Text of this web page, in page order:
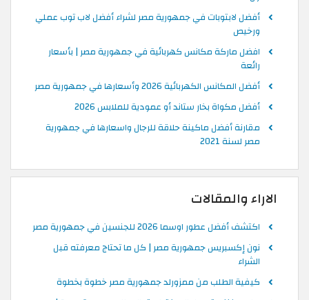
أفضل لابتوبات في جمهورية مصر لشراء أفضل لاب توب عملي
ورخيص
افضل ماركة مكانس كهربائية في جمهورية مصر | بأسعار
رائعة
أفضل المكانس الكهربائية 2026 وأسعارها في جمهورية مصر
أفضل مكواة بخار ستاند أو عمودية للملابس 2026
مقارنة أفضل ماكينة حلاقة للرجال واسعارها في جمهورية
مصر لسنة 2021
الاراء والمقالات
اكتشف أفضل عطور اوسما 2026 للجنسين في جمهورية مصر
نون إكسبريس جمهورية مصر | كل ما تحتاج معرفته قبل
الشراء
كيفية الطلب من ممزورلد جمهورية مصر خطوة بخطوة